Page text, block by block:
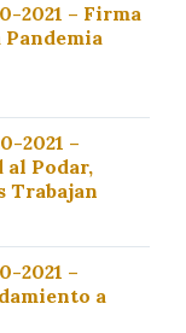
2021 – Firma
Pandemia
2021 –
Podar,
Trabajan
2021 –
a